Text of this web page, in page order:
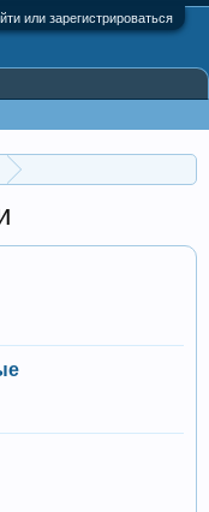
или зарегистрироваться